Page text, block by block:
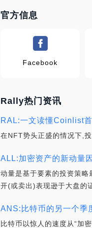
官方信息
Facebook
Rally热门资讯
RAL:一文读懂Coinlist
在NFT势头正盛的情况下,
ALL:加密资产的新动量
动量是基于要素的投资策
开(或卖出)表现逊于大盘的
ANS:比特币的另一个
比特币以惊人的速度从“加